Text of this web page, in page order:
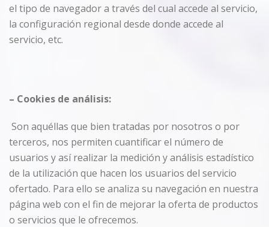
el tipo de navegador a través del cual accede al servicio,
la configuración regional desde donde accede al
servicio, etc.
– Cookies de análisis:
Son aquéllas que bien tratadas por nosotros o por
terceros, nos permiten cuantificar el número de
usuarios y así realizar la medición y análisis estadístico
de la utilización que hacen los usuarios del servicio
ofertado. Para ello se analiza su navegación en nuestra
página web con el fin de mejorar la oferta de productos
o servicios que le ofrecemos.